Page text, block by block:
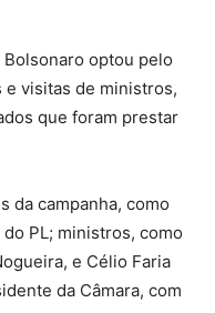
optou pelo
e visitas de ministros,
que foram prestar
da campanha, como
PL; ministros, como
e Célio Faria
da Câmara, com